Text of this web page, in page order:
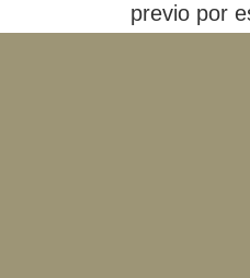
previo por